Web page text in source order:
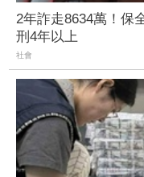
2年詐走8634萬！
刑4年以上
社會